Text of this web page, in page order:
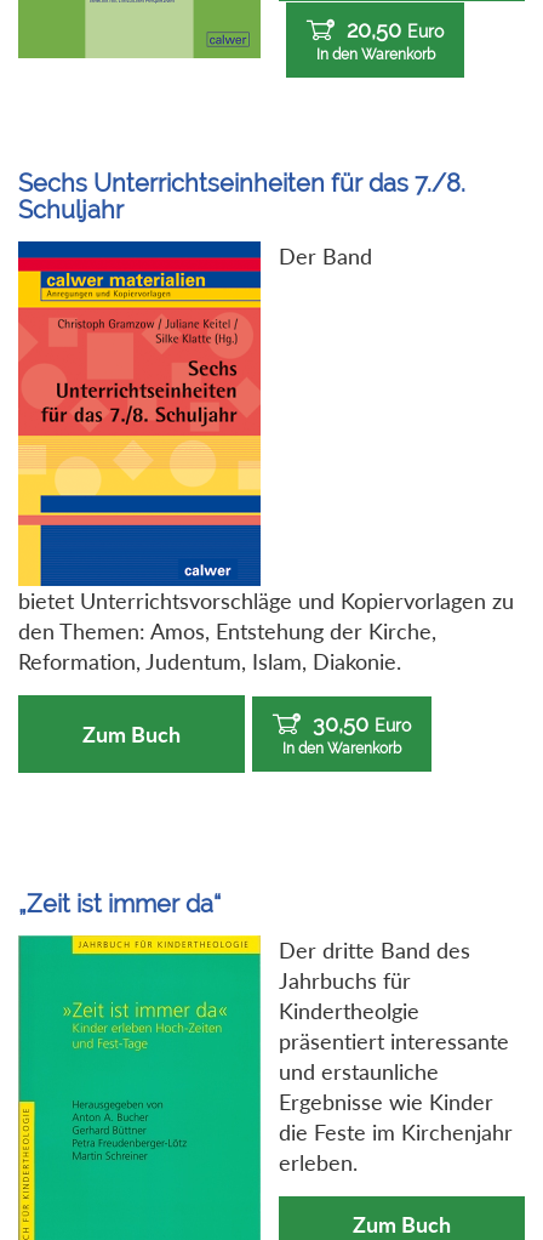
20,50 Euro
In den Warenkorb
Sechs Unterrichtseinheiten für das 7./8.
Schuljahr
Der Band
bietet Unterrichtsvorschläge und Kopiervorlagen zu
den Themen: Amos, Entstehung der Kirche,
Reformation, Judentum, Islam, Diakonie.
Zum Buch 30,50 Euro
In den Warenkorb
„Zeit ist immer da“
Der dritte Band des
Jahrbuchs für
Kindertheolgie
präsentiert interessante
und erstaunliche
Ergebnisse wie Kinder
die Feste im Kirchenjahr
erleben.
Zum Buch